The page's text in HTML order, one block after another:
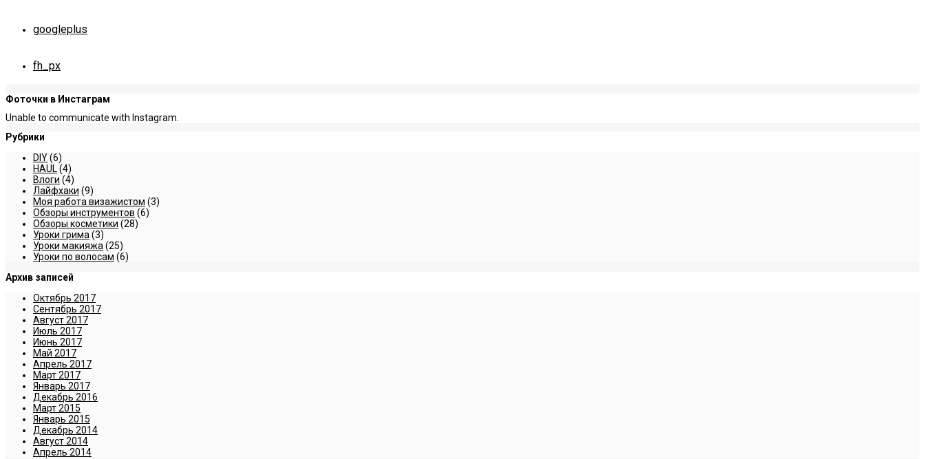
googleplus
fh_px
Фоточки в Инстаграм
Unable to communicate with Instagram.
Рубрики
DIY(6)
HAUL (4)
Влоги (4)
Лайфхаки (9)
Моя работа визажистом (3)
Обзоры инструментов (6)
Обзоры косметики (28)
Уроки грима (3)
Уроки макияжа (25)
Уроки по волосам (6)
Архив записей
Октябрь 2017
Сентябрь 2017
Август 2017
Июль 2017
Июнь 2017
Май 2017
Апрель 2017
Март 2017
Январь 2017
Декабрь 2016
Март 2015
Январь 2015
Декабрь 2014
Август 2014
Апрель 2014